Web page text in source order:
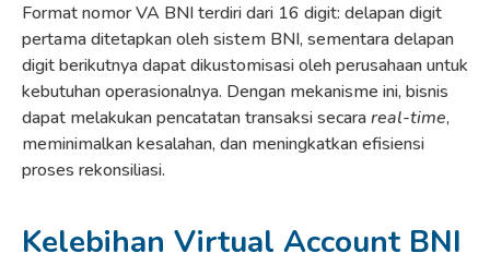
Format nomor VA BNI terdiri dari 16 digit: delapan digit
pertama ditetapkan oleh sistem BNI, sementara delapan
digit berikutnya dapat dikustomisasi oleh perusahaan untuk
kebutuhan operasionalnya. Dengan mekanisme ini, bisnis
dapat melakukan pencatatan transaksi secarareal-time,
meminimalkan kesalahan, dan meningkatkan efisiensi
proses rekonsiliasi.
Kelebihan Virtual Account BNI